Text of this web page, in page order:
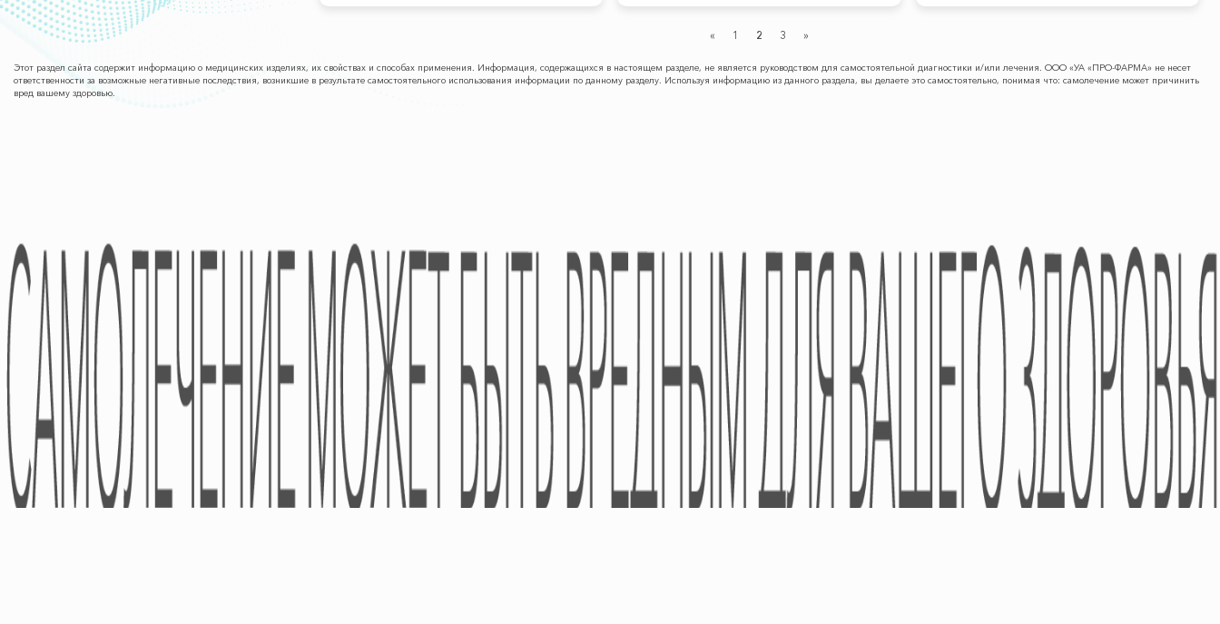
« 1 2 3 »
Этот раздел сайта содержит информацию о медицинских изделиях, их свойствах и способах применения. Информация, содержащихся в настоящем разделе, не является руководством для самостоятельной диагностики и/или лечения. ООО «УА «ПРО-ФАРМА» не несет
ответственности за возможные негативные последствия, возникшие в результате самостоятельного использования информации по данному разделу. Используя информацию из данного раздела, вы делаете это самостоятельно, понимая что: самолечение может причинить
вред вашему здоровью.
Партнеры
Направления
Деятельности
Финансовая Отчетность
Рецептурные
Изделия Медицинского
© ООО «УА »ПРО-ФАРМА» 2005-2026 - Все права защищены.